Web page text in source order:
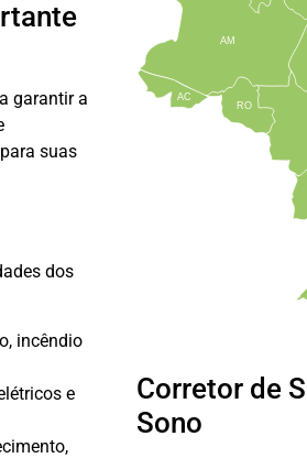
garantir a
suas
dos
incêndio
e
AM
AC
RO
Corretor de
Sono